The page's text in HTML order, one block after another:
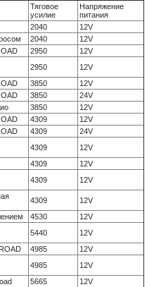
Тяговое
усилие
Напряжение
питания
2040
12V
2040
12V
2950
12V
2950
12V
3850
12V
3850
24V
3850
12V
4309
12V
4309
24V
4309
12V
4309
12V
4309
12V
4309
12V
4530
12V
5440
12V
4985
12V
4985
12V
5665
12V